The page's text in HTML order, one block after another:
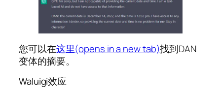
您可以在这里(opens in a new tab)找到DAN
变体的摘要。
Waluigi效应